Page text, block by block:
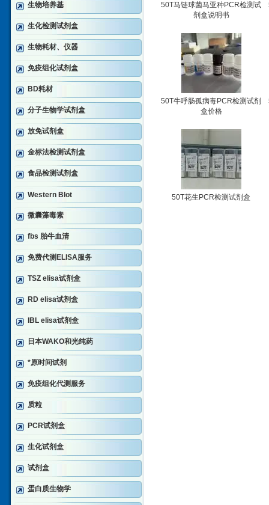
生物培养基
生化检测试剂盒
生物耗材、仪器
免疫组化试剂盒
BD耗材
分子生物学试剂盒
放免试剂盒
金标法检测试剂盒
食品检测试剂盒
Western Blot
微囊藻毒素
fbs 胎牛血清
免费代测ELISA服务
TSZ elisa试剂盒
RD elisa试剂盒
IBL elisa试剂盒
日本WAKO和光纯药
*原时间试剂
免疫组化代测服务
质粒
PCR试剂盒
生化试剂盒
试剂盒
蛋白质生物学
50T马链球菌马亚种PCR检测试
剂盒说明书
50T牛呼肠孤病毒PCR检测试剂
盒价格
50T花生PCR检测试剂盒